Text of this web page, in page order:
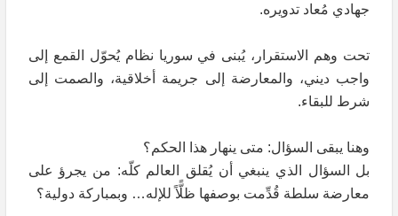
جهادي مُعاد تدويره.
تحت وهم الاستقرار، يُبنى في سوريا نظام يُحوّل القمع إلى
واجب ديني، والمعارضة إلى جريمة أخلاقية، والصمت إلى
شرط للبقاء.
وهنا يبقى السؤال: متى ينهار هذا الحكم؟
بل السؤال الذي ينبغي أن يُقلق العالم كلّه: من يجرؤ على
معارضة سلطة قُدِّمت بوصفها ظلًّاً للإله… وبمباركة دولية؟